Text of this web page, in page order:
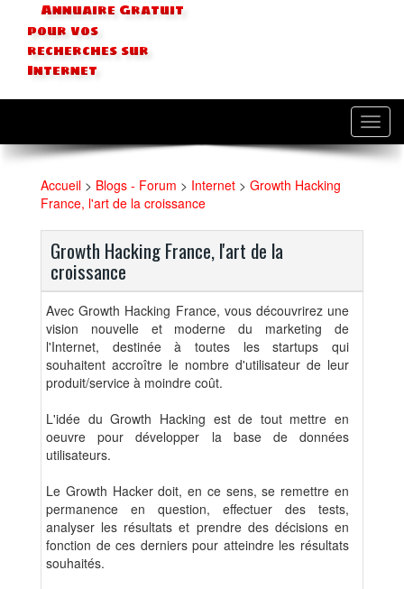
Annuaire Gratuit
pour vos
recherches sur
Internet
Accueil > Blogs - Forum > Internet > Growth Hacking
France, l'art de la croissance
Growth Hacking France, l'art de la
croissance
Avec Growth Hacking France, vous découvrirez une
vision nouvelle et moderne du marketing de
l'Internet, destinée à toutes les startups qui
souhaitent accroître le nombre d'utilisateur de leur
produit/service à moindre coût.
L'idée du Growth Hacking est de tout mettre en
oeuvre pour développer la base de données
utilisateurs.
Le Growth Hacker doit, en ce sens, se remettre en
permanence en question, effectuer des tests,
analyser les résultats et prendre des décisions en
fonction de ces derniers pour atteindre les résultats
souhaités.